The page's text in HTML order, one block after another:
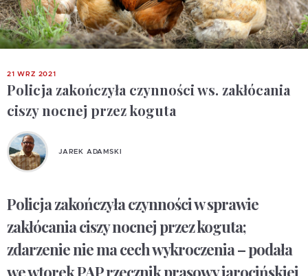
21 WRZ 2021
Policja zakończyła czynności ws. zakłócania
ciszy nocnej przez koguta
JAREK ADAMSKI
Policja zakończyła czynności w sprawie
zakłócania ciszy nocnej przez koguta;
zdarzenie nie ma cech wykroczenia – podała
we wtorek PAP rzecznik prasowy jarocińskiej